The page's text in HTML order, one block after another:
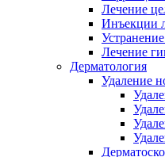
Лечение
Инъекции
Лечение
Дерматология
Удаление